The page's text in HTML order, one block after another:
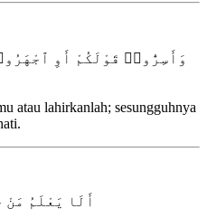
وَأَسِرُّوا۟ قَوْلَكُمْ أَوِ
atau lahirkanlah; sesungguhnya
أَلَا يَعْلَمُ مَنْ